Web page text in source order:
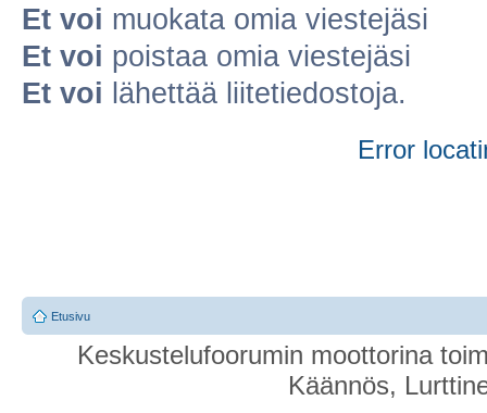
Et voi muokata omia viestejäsi
Et voi poistaa omia viestejäsi
Et voi lähettää liitetiedostoja.
Error
Etusivu
Keskustelufoorumin moottorina
Käännös,